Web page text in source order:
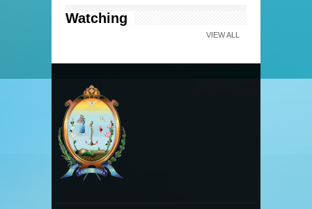
Watching
VIEW ALL